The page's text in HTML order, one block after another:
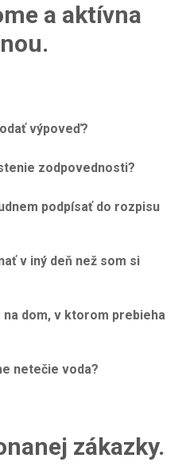
a aktívna
výpoveď?
zodpovednosti?
podpísať do rozpisu
v iný deň než som si
dom, v ktorom prebieha
netečie voda?
zákazky.